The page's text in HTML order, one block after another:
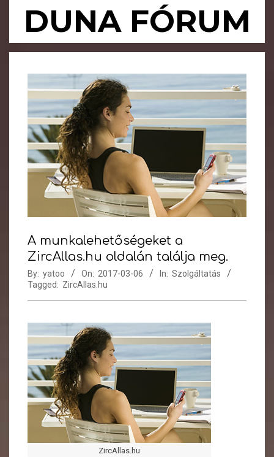
DUNA FÓRUM
Primary
A munkalehetőségeket a
ZircAllas.hu oldalán találja meg.
By: yatoo On: 2017-03-06 In: Szolgáltatás
Tagged: ZircAllas.hu
ZircAllas.hu